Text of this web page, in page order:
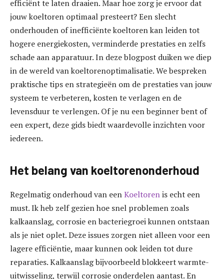
efficiënt te laten draaien. Maar hoe zorg je ervoor dat
jouw koeltoren optimaal presteert? Een slecht
onderhouden of inefficiënte koeltoren kan leiden tot
hogere energiekosten, verminderde prestaties en zelfs
schade aan apparatuur. In deze blogpost duiken we diep
in de wereld van koeltorenoptimalisatie. We bespreken
praktische tips en strategieën om de prestaties van jouw
systeem te verbeteren, kosten te verlagen en de
levensduur te verlengen. Of je nu een beginner bent of
een expert, deze gids biedt waardevolle inzichten voor
iedereen.
Het belang van koeltorenonderhoud
Regelmatig onderhoud van eenKoeltorenis echt een
must. Ik heb zelf gezien hoe snel problemen zoals
kalkaanslag, corrosie en bacteriegroei kunnen ontstaan
als je niet oplet. Deze issues zorgen niet alleen voor een
lagere efficiëntie, maar kunnen ook leiden tot dure
reparaties. Kalkaanslag bijvoorbeeld blokkeert warmte-
uitwisseling, terwijl corrosie onderdelen aantast. En